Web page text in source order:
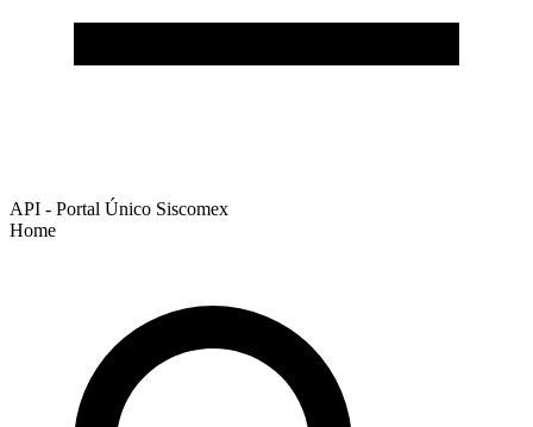
API - Portal Único Siscomex
Home